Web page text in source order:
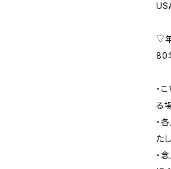
▽
80
・
る
・
た
・